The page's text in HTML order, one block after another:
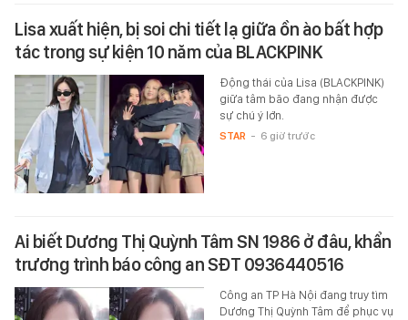
Lisa xuất hiện, bị soi chi tiết lạ giữa ồn ào bất hợp
tác trong sự kiện 10 năm của BLACKPINK
Động thái của Lisa (BLACKPINK)
giữa tâm bão đang nhận được
sự chú ý lớn.
STAR - 6 giờ trước
Ai biết Dương Thị Quỳnh Tâm SN 1986 ở đâu, khẩn
trương trình báo công an SĐT 0936440516
Công an TP Hà Nội đang truy tìm
Dương Thị Quỳnh Tâm để phục vụ